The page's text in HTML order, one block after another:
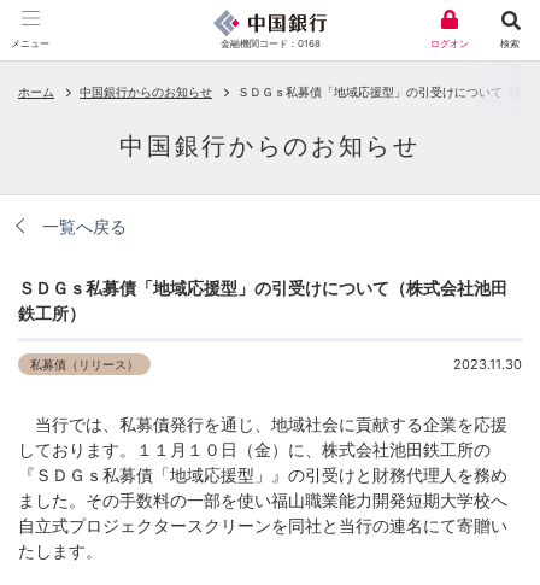
金融機関コード：0168
メニュー 検索
ログオン
ホーム 中国銀行からのお知らせ ＳＤＧｓ私募債「地域応援型」の引受けについて（株
中国銀行からのお知らせ
一覧へ戻る
ＳＤＧｓ私募債「地域応援型」の引受けについて（株式会社池田
鉄工所）
私募債（リリース） 2023.11.30
当行では、私募債発行を通じ、地域社会に貢献する企業を応援
しております。１１月１０日（金）に、株式会社池田鉄工所の
『ＳＤＧｓ私募債「地域応援型」』の引受けと財務代理人を務め
ました。その手数料の一部を使い福山職業能力開発短期大学校へ
自立式プロジェクタースクリーンを同社と当行の連名にて寄贈い
たします。